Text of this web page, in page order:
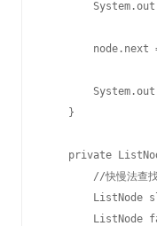
node.next
    }
private
//快慢法查
ListNode
ListNode